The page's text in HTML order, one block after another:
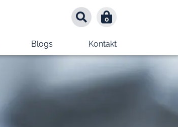
0
Blogs Kontakt